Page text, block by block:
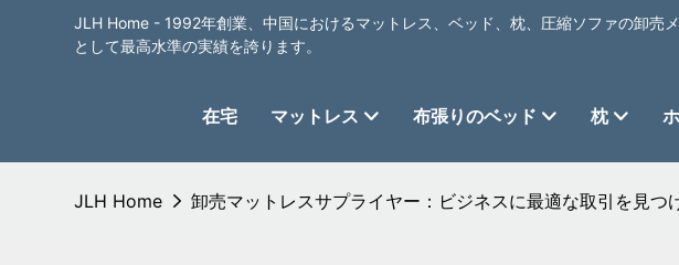
JLH Home - 1992年創業、中国におけるマットレス、ベッド、枕、圧縮ソファの卸売
として最高水準の実績を誇ります。
在宅 マットレス 布張りのベッド 枕
JLH Home 卸売マットレスサプライヤー：ビジネスに最適な取引を見つ